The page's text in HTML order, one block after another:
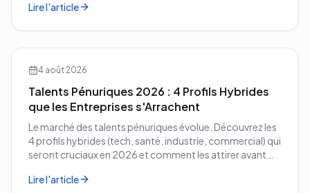
entreprise.
Lire l'article
4 août 2026
Talents Pénuriques 2026 : 4 Profils Hybrides
que les Entreprises s'Arrachent
Le marché des talents pénuriques évolue. Découvrez les
4 profils hybrides (tech, santé, industrie, commercial) qui
seront cruciaux en 2026 et comment les attirer avant
Lire l'article